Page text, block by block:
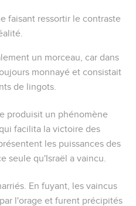
faisant ressortir le contraste
un morceau , car dans
monnayé et consistait
de lingots.
produisit un phénomène
facilita la victoire des
les puissances des
seule qu'Israël a vaincu.
. En fuyant, les vaincus
l'orage et furent précipités